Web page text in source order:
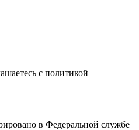
с политикой
в Федеральной службе